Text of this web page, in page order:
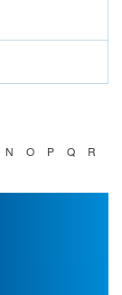
N O P Q
R